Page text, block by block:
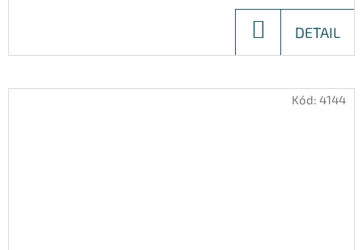
KOŠÍKU
DETAIL
Kód: 4144